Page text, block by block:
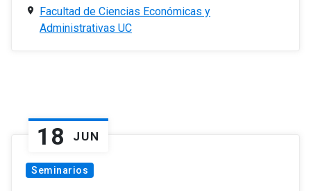
Facultad de Ciencias Económicas y
Administrativas UC
18 JUN
Seminarios